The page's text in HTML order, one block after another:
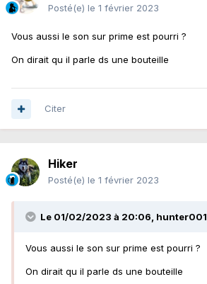
Posté(e) le 1 février 2023
Vous aussi le son sur prime est pourri ?
On dirait qu il parle ds une bouteille
Citer
Hiker
Posté(e) le 1 février 2023
Le 01/02/2023 à 20:06, hunter001
Vous aussi le son sur prime est pourri ?
On dirait qu il parle ds une bouteille